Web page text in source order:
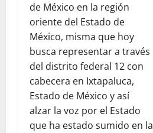
de México en la región
oriente del Estado de
México, misma que hoy
busca representar a través
del distrito federal 12 con
cabecera en Ixtapaluca,
Estado de México y así
alzar la voz por el Estado
que ha estado sumido en la